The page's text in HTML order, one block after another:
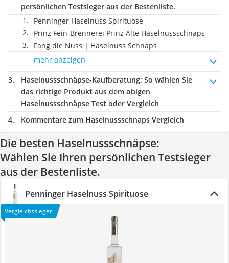
persönlichen Testsieger aus der Bestenliste.
Penninger Haselnuss Spirituose
Prinz Fein-Brennerei Prinz Alte Haselnussschnaps
Fang die Nuss | Haselnuss Schnaps
mehr anzeigen
Haselnussschnäpse-Kaufberatung: So wählen Sie
das richtige Produkt aus dem obigen
Haselnussschnäpse Test oder Vergleich
Kommentare zum Haselnussschnaps Vergleich
Die besten Haselnussschnäpse:
Wählen Sie Ihren persönlichen Testsieger
aus der Bestenliste.
Penninger Haselnuss Spirituose
Vergleichssieger